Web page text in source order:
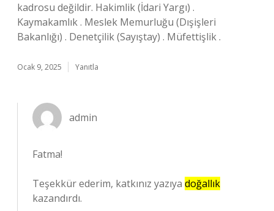
kadrosu değildir. Hakimlik (İdari Yargı) .
Kaymakamlık . Meslek Memurluğu (Dışişleri
Bakanlığı) . Denetçilik (Sayıştay) . Müfettişlik .
Ocak 9, 2025 Yanıtla
admin
Fatma!
Teşekkür ederim, katkınız yazıya doğallık
kazandırdı.